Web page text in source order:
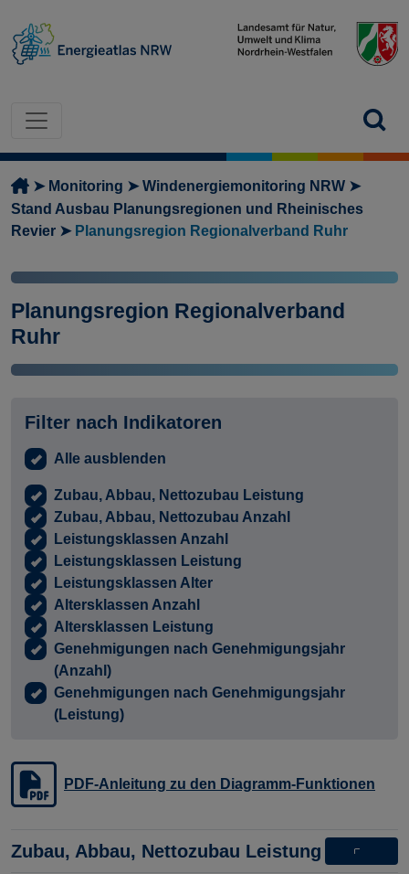
Pfadnavigation
Monitoring
Windenergiemonitoring NRW
Stand Ausbau Planungsregionen und Rheinisches
Revier
Planungsregion Regionalverband Ruhr
Planungsregion Regionalverband
Ruhr
Filter nach Indikatoren
Alle ausblenden
Zubau, Abbau, Nettozubau Leistung
Zubau, Abbau, Nettozubau Anzahl
Leistungsklassen Anzahl
Leistungsklassen Leistung
Leistungsklassen Alter
Altersklassen Anzahl
Altersklassen Leistung
Genehmigungen nach Genehmigungsjahr
(Anzahl)
Genehmigungen nach Genehmigungsjahr
(Leistung)
PDF-Anleitung zu den Diagramm-Funktionen
Zubau, Abbau, Nettozubau Leistung